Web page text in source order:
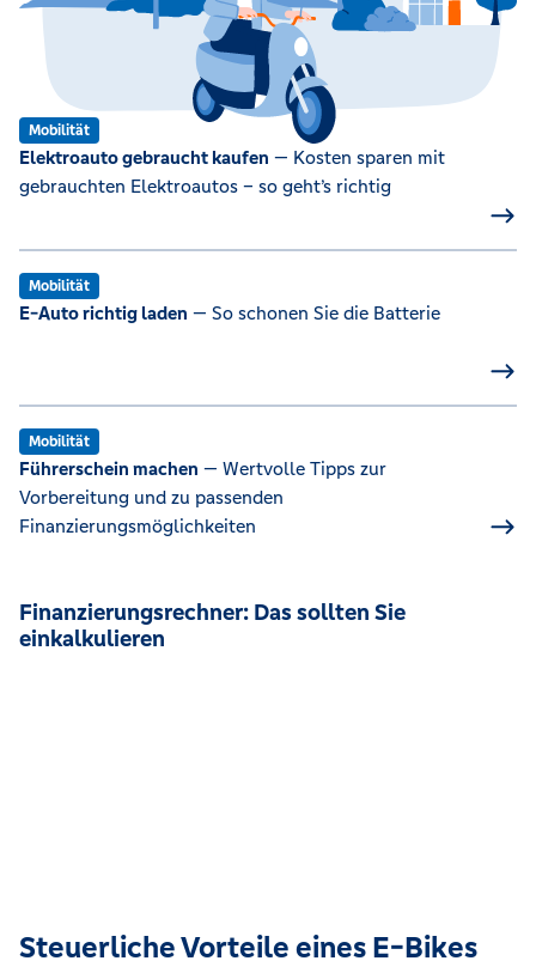
Mobilität
Elektroauto gebraucht kaufen — Kosten sparen mit
gebrauchten Elektroautos – so geht’s richtig
Mobilität
E-Auto richtig laden — So schonen Sie die Batterie
Mobilität
Führerschein machen — Wertvolle Tipps zur
Vorbereitung und zu passenden
Finanzierungsmöglichkeiten
Finanzierungsrechner: Das sollten Sie
einkalkulieren
Steuerliche Vorteile eines E-Bikes